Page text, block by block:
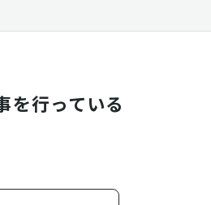
を行っている